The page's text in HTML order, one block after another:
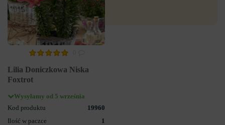
Lilia Doniczkowa Niska
Foxtrot
Wysyłamy od 5 września
Kod produktu
19960
Ilość w paczce
1